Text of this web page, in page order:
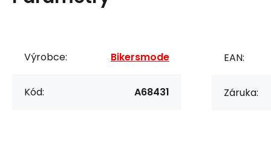
Výrobce: Bikersmode
Kód: A68431
EAN:
Záruka: